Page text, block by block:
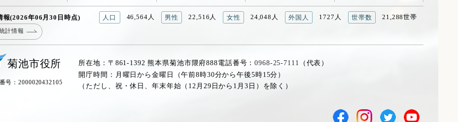
報(2026年06月30日時点) 人口 46,564人 男性 22,516人 女性 24,048人 外国人 1727人 世帯数 21,288世帯
計情報
菊池市役所
号：2000020432105
所在地：〒861-1392 熊本県菊池市隈府888電話番号：0968-25-7111
（代表）
開庁時間：月曜日から金曜日（午前8時30分から午後5時15分）
（ただし、祝・休日、年末年始（12月29日から1月3日）を除く）